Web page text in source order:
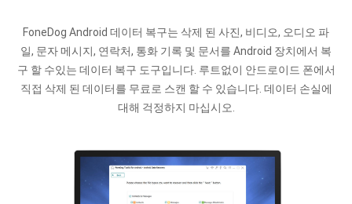
FoneDog Android 데이터 복구는 삭제 된 사진, 비디오, 오디오 파
일, 문자 메시지, 연락처, 통화 기록 및 문서를 Android 장치에서 복
구 할 수있는 데이터 복구 도구입니다. 루트없이 안드로이드 폰에서
직접 삭제 된 데이터를 무료로 스캔 할 수 있습니다. 데이터 손실에
대해 걱정하지 마십시오.